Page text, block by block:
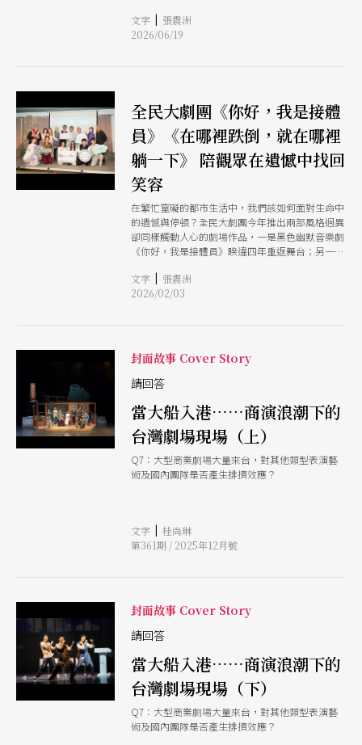
越回1990年代的士林夜市，打造兼具視覺、聽覺與
味覺的城市文化新體驗。
文字 | 張震洲
2026/06/19
全民大劇團《你好，我是接體
員》《在哪裡跌倒，就在哪裡
躺一下》 陪觀眾在遺憾中找回
笑容
在繁忙窒礙的都市生活中，我們該如何面對生命中
的遺憾與停頓？全民大劇團今年推出兩部風格迥異
卻同樣觸動人心的劇場作品，一是黑色幽默音樂劇
《你好，我是接體員》睽違四年重返舞台；另一齣
《在哪裡跌倒，就在哪裡躺一下》。
文字 | 張震洲
2026/02/03
封面故事 Cover Story
請回答
當大船入港……商演浪潮下的
台灣劇場現場（上）
Q7：大型商業劇場大量來台，對其他類型表演藝
術及國內團隊是否產生排擠效應？
文字 | 桂尚琳
第361期 / 2025年12月號
封面故事 Cover Story
請回答
當大船入港……商演浪潮下的
台灣劇場現場（下）
Q7：大型商業劇場大量來台，對其他類型表演藝
術及國內團隊是否產生排擠效應？